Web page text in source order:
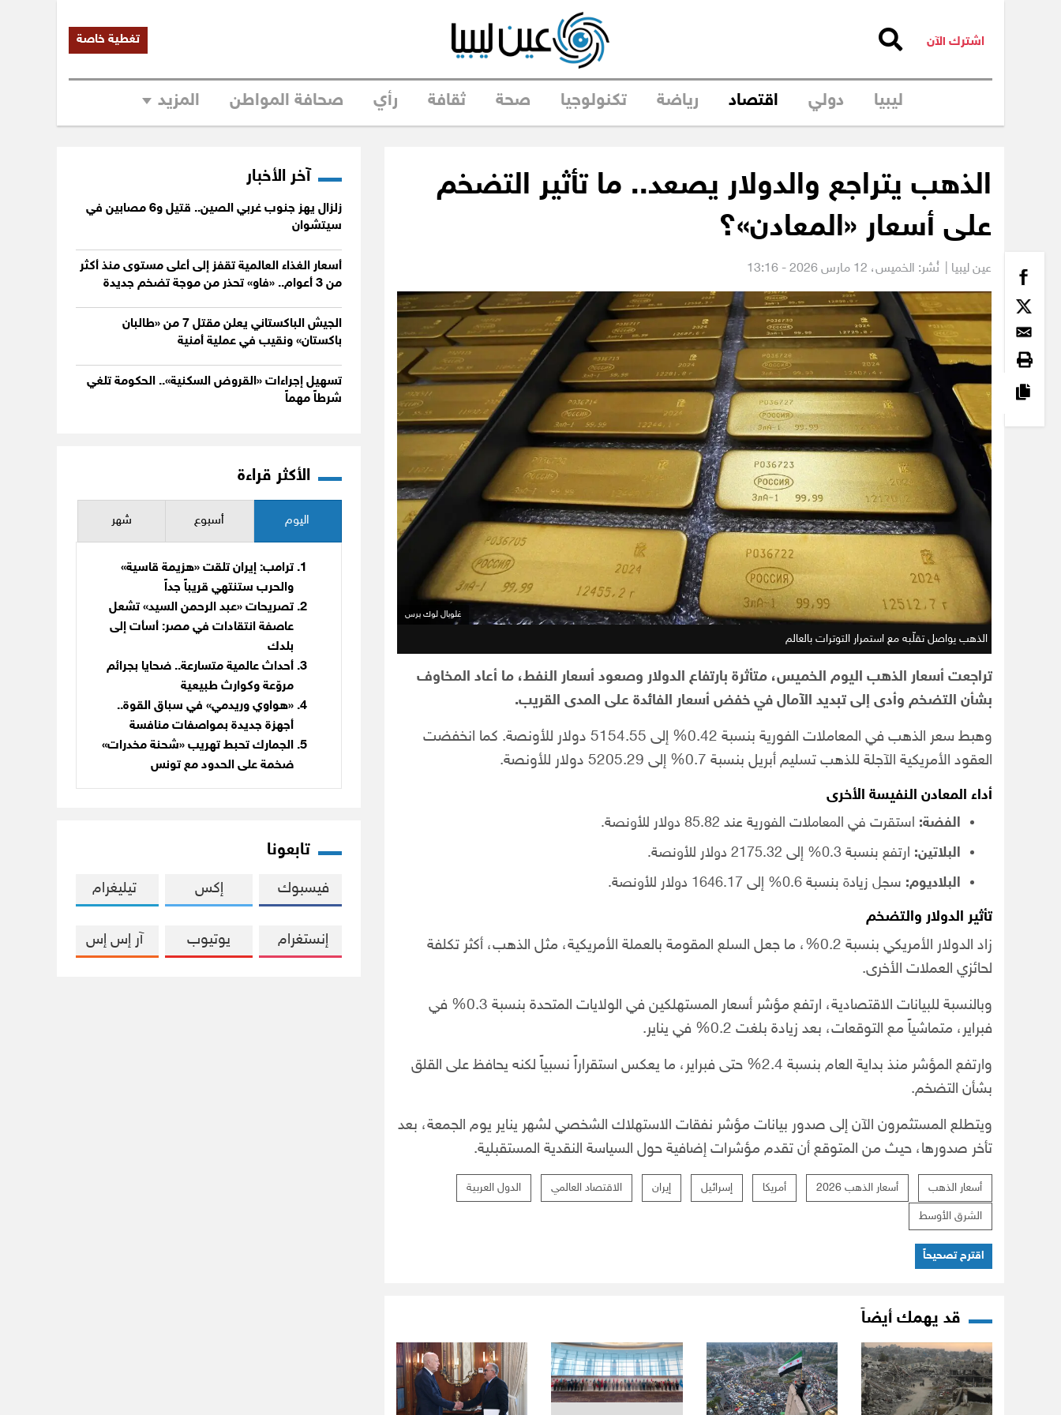
اشترك الآن تغطية خاصة
ليبيا دولي اقتصاد رياضة تكنولوجيا صحة ثقافة رأي صحافة المواطن المزيد
الذهب يتراجع والدولار يصعد.. ما تأثير التضخم
على أسعار «المعادن»؟
عين ليبيا | نُشر: الخميس،
غلوبال لوك برس
الذهب يواصل تقلّبه مع استمرار التوترات بالعالم
تراجعت أسعار الذهب اليوم الخميس، متأثرة بارتفاع الدولار وصعود أسعار النفط، ما أعاد المخاوف
بشأن التضخم وأدى إلى تبديد الآمال في خفض أسعار الفائدة على المدى القريب.
وهبط سعر الذهب في المعاملات الفورية بنسبة 0.42% إلى 5154.55 دولار للأونصة. كما انخفضت
العقود الأمريكية الآجلة للذهب تسليم أبريل بنسبة 0.7% إلى 5205.29 دولار للأونصة.
أداء المعادن النفيسة الأخرى
الفضة: استقرت في المعاملات الفورية عند 85.82 دولار للأونصة.
البلاتين: ارتفع بنسبة 0.3% إلى 2175.32 دولار للأونصة.
البلاديوم: سجل زيادة بنسبة 0.6% إلى 1646.17 دولار للأونصة.
تأثير الدولار والتضخم
زاد الدولار الأمريكي بنسبة 0.2%، ما جعل السلع المقومة بالعملة الأمريكية، مثل الذهب، أكثر تكلفة
لحائزي العملات الأخرى.
وبالنسبة للبيانات الاقتصادية، ارتفع مؤشر أسعار المستهلكين في الولايات المتحدة بنسبة 0.3% في
فبراير، متماشياً مع التوقعات، بعد زيادة بلغت 0.2% في يناير.
وارتفع المؤشر منذ بداية العام بنسبة 2.4% حتى فبراير، ما يعكس استقراراً نسبياً لكنه يحافظ على القلق
بشأن التضخم.
ويتطلع المستثمرون الآن إلى صدور بيانات مؤشر نفقات الاستهلاك الشخصي لشهر يناير يوم الجمعة، بعد
تأخر صدورها، حيث من المتوقع أن تقدم مؤشرات إضافية حول السياسة النقدية المستقبلية.
أسعار الذهب أسعار الذهب 2026 أمريكا إسرائيل إيران الاقتصاد العالمي الدول العربية
الشرق الأوسط
اقترح تصحيحاً
قد يهمك أيضاً
آخر الأخبار
زلزال يهز جنوب غربي الصين.. قتيل و6 مصابين في
سيتشوان
أسعار الغذاء العالمية تقفز إلى أعلى مستوى منذ أكثر
من 3 أعوام.. «فاو» تحذر من موجة تضخم جديدة
الجيش الباكستاني يعلن مقتل 7 من «طالبان
باكستان» ونقيب في عملية أمنية
تسهيل إجراءات «القروض السكنية».. الحكومة تلغي
شرطاً مهماً
الأكثر قراءة
اليوم أسبوع شهر
ترامب: إيران تلقت «هزيمة قاسية»
والحرب ستنتهي قريباً جداً
تصريحات «عبد الرحمن السيد» تشعل
عاصفة انتقادات في مصر: أسأت إلى
بلدك
أحداث عالمية متسارعة.. ضحايا بجرائم
مروّعة وكوارث طبيعية
«هواوي وريدمي» في سباق القوة..
أجهزة جديدة بمواصفات منافسة
الجمارك تحبط تهريب «شحنة مخدرات»
ضخمة على الحدود مع تونس
تابعونا
فيسبوك إكس تيليغرام
إنستغرام يوتيوب آر إس إس